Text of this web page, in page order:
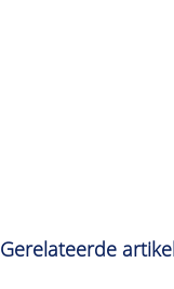
Gerelateerde